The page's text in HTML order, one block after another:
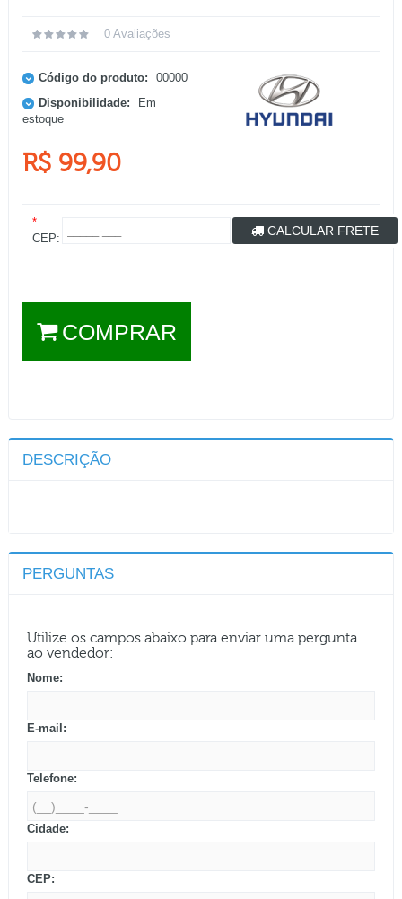
0 Avaliações
Código do produto:
00000
Disponibilidade:
Em
estoque
R$ 99,90
*
CEP:
CALCULAR FRETE
COMPRAR
DESCRIÇÃO
PERGUNTAS
Utilize os campos abaixo para enviar uma pergunta
ao vendedor:
Nome:
E-mail:
Telefone:
Cidade:
CEP: